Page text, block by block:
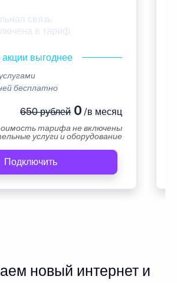
связь
в тариф
акции выгоднее
бесплатно
650 рублей0 /в месяц
тарифа не включены
услуги и оборудование
Подключить
новый интернет и